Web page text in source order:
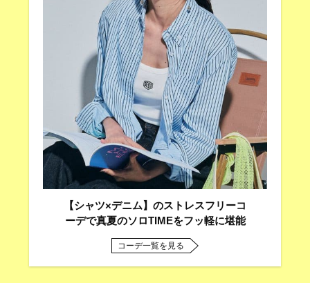
【シャツ×デニム】のストレスフリーコ
ーデで真夏のソロTIMEをフッ軽に堪能
コーデ一覧を見る